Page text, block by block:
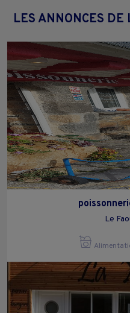
LES ANNONCES DE
Le